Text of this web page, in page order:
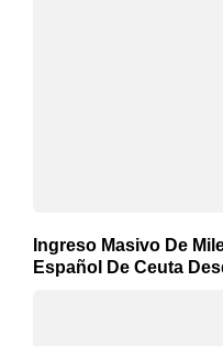
Ingreso Masivo De
Español De Ceuta